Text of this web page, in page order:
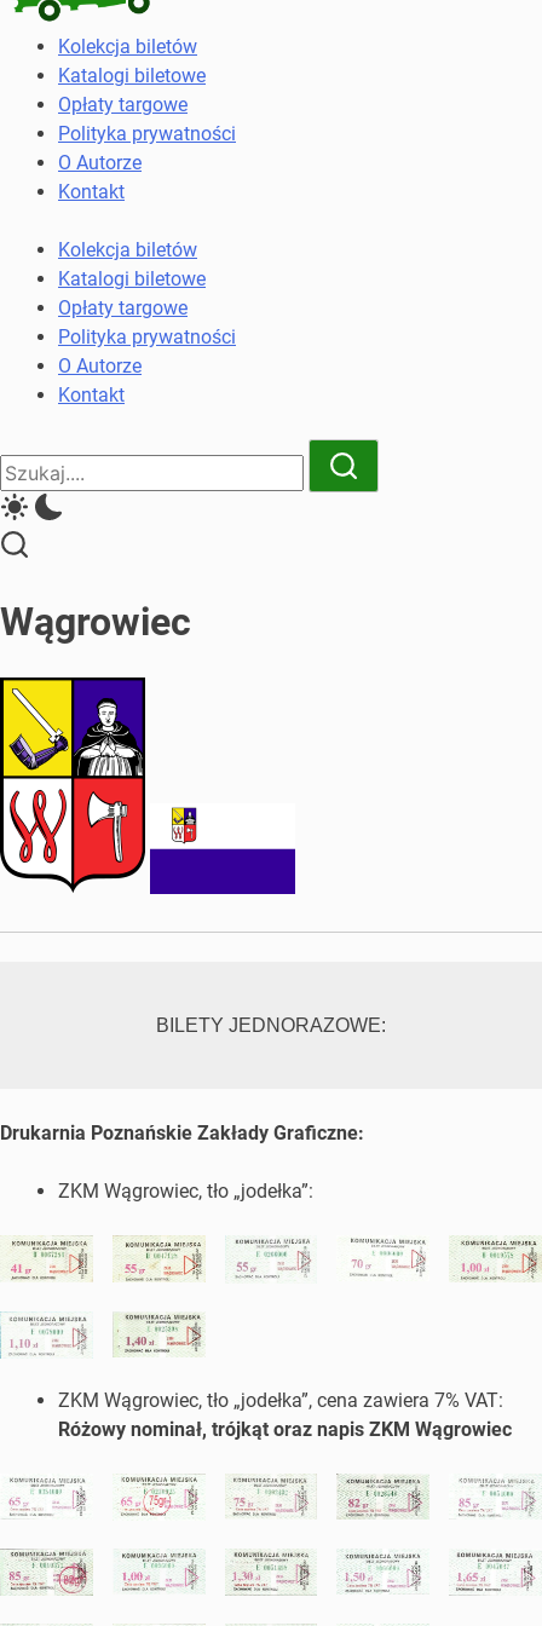
Kolekcja
biletów
komunikacji
miejskiej
kolejowych
Kolekcja biletów
Katalogi biletowe
Opłaty targowe
Polityka prywatności
O Autorze
Kontakt
Kolekcja biletów
Katalogi biletowe
Opłaty targowe
Polityka prywatności
O Autorze
Kontakt
Close
Search
Search
Wągrowiec
BILETY JEDNORAZOWE:
Drukarnia Poznańskie Zakłady Graficzne:
ZKM Wągrowiec, tło „jodełka”:
ZKM Wągrowiec, tło „jodełka”, cena zawiera 7% VAT:
Różowy nominał, trójkąt oraz napis ZKM Wągrowiec